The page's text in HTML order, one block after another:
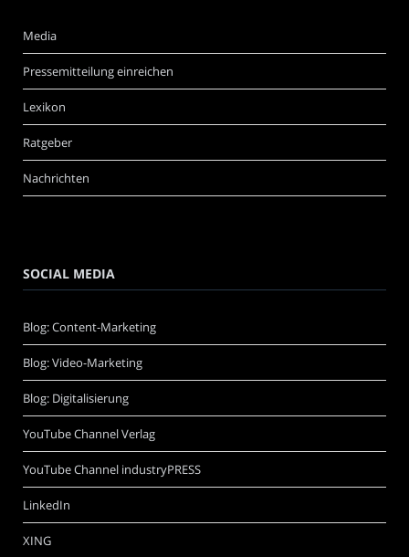
Media
Pressemitteilung einreichen
Lexikon
Ratgeber
Nachrichten
SOCIAL MEDIA
Blog: Content-Marketing
Blog: Video-Marketing
Blog: Digitalisierung
YouTube Channel Verlag
YouTube Channel industryPRESS
LinkedIn
XING